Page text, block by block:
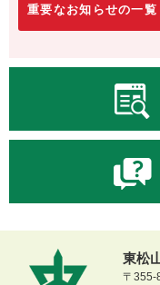
重要なお知らせの一覧
東松
〒355-